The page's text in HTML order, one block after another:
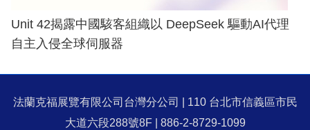
Unit 42揭露中國駭客組織以 DeepSeek 驅動AI代理
自主入侵全球伺服器
法蘭克福展覽有限公司台灣分公司 | 110 台北市信義區市民
大道六段288號8F | 886-2-8729-1099